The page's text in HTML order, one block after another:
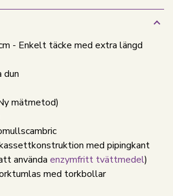
- Enkelt täcke med extra längd
dun
mätmetod)
med pipingkant
använda enzymfritt tvättmedel)
med torkbollar